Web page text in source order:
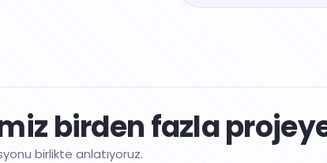
birden fazla
birlikte anlatıyoruz.